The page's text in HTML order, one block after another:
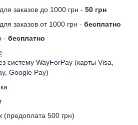
заказов до 1000 грн - 50 грн
заказов от 1000 грн - бесплатно
- бесплатно
систему WayForPay (карты Visa,
Google Pay)
500 грн)